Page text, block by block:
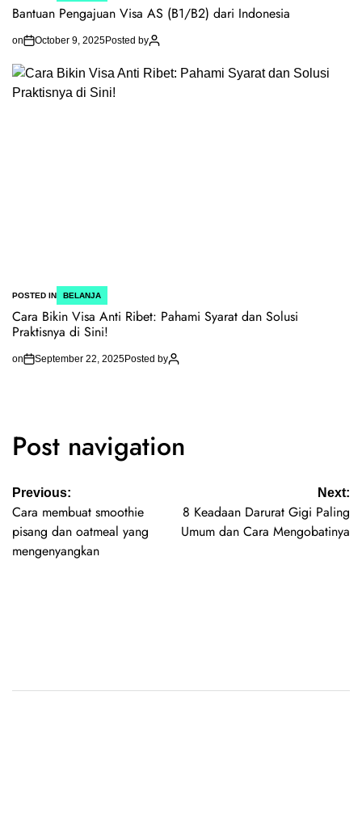
Bantuan Pengajuan Visa AS (B1/B2) dari Indonesia
on October 9, 2025Posted by
POSTED IN BELANJA
Cara Bikin Visa Anti Ribet: Pahami Syarat dan Solusi
Praktisnya di Sini!
on September 22, 2025Posted by
Post navigation
Previous:
Cara membuat smoothie
pisang dan oatmeal yang
mengenyangkan
Next:
8 Keadaan Darurat Gigi Paling
Umum dan Cara Mengobatinya